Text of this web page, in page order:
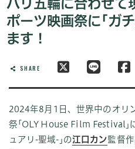
パリ五輪に合わせて
ポーツ映画祭に｢ガ
ます！
SHARE
2024年8月1日、世界中のオリ
祭｢ OLY House Film Festival｣
ュアリ-聖域-｣の江口カン監督